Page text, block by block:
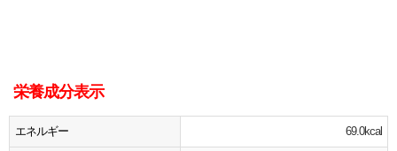
栄養成分表示
エネルギー 69.0kcal